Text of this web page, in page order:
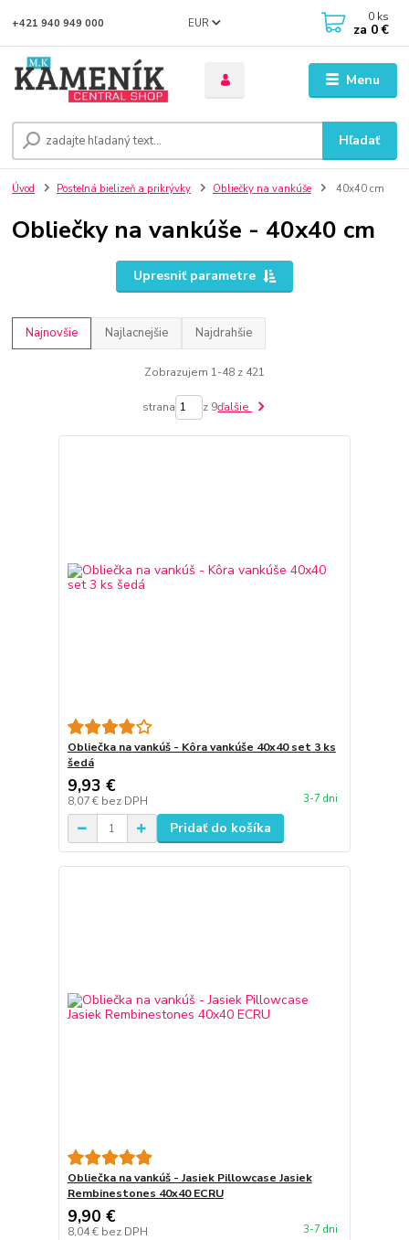
Menu
EUR
Hľadať
+421 940 949 000 0 ks
za 0 €
Úvod Posteľná bielizeň a prikrývky Obliečky na vankúše 40x40 cm
Obliečky na vankúše - 40x40 cm
Upresniť parametre
Najnovšie Najlacnejšie Najdrahšie
Zobrazujem 1-48 z 421
strana z 9ďalšie
Obliečka na vankúš - Kôra vankúše 40x40 set 3 ks
šedá
9,93 €
8,07 € bez DPH 3-7 dni
Pridať do košíka
Obliečka na vankúš - Jasiek Pillowcase Jasiek
Rembinestones 40x40 ECRU
9,90 €
8,04 € bez DPH 3-7 dni